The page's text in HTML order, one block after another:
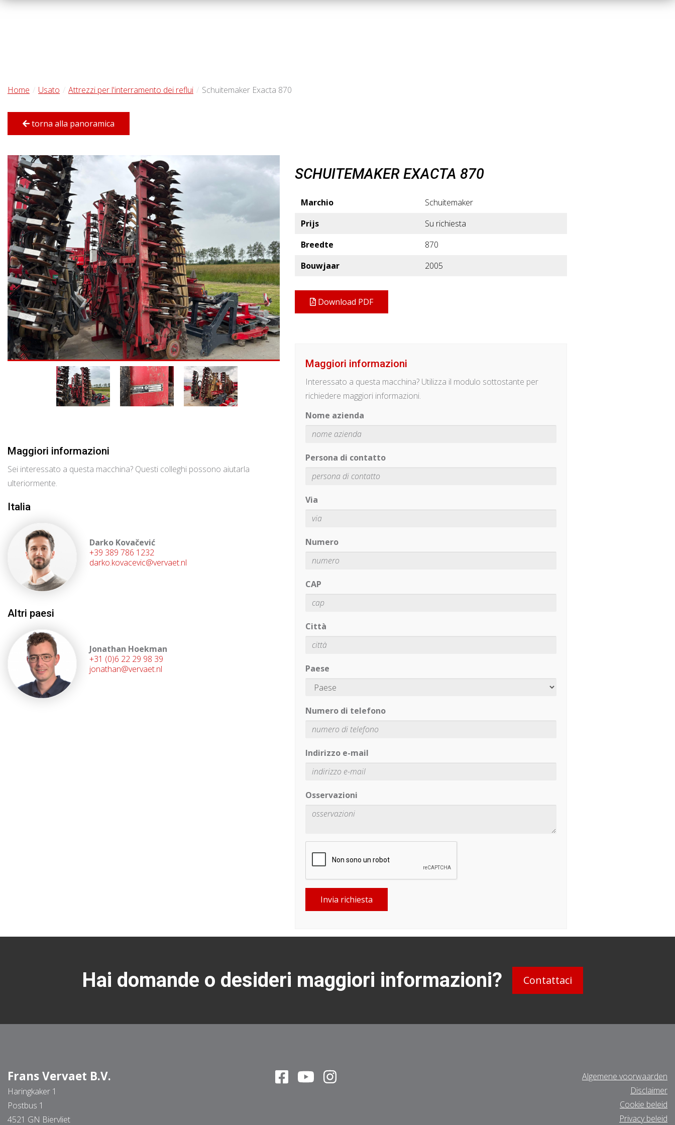
Home Usato Attrezzi per l'interramento dei reflui Schuitemaker Exacta 870
torna alla panoramica
Maggiori informazioni
Sei interessato a questa macchina? Questi colleghi possono aiutarla
ulteriormente.
Italia
Darko Kovačević
+39 389 786 1232
darko.kovacevic@vervaet.nl
Altri paesi
Jonathan Hoekman
+31 (0)6 22 29 98 39
jonathan@vervaet.nl
SCHUITEMAKER EXACTA 870
Marchio
Schuitemaker
Prijs
Su richiesta
Breedte
870
Bouwjaar
2005
Download PDF
Maggiori informazioni
Interessato a questa macchina? Utilizza il modulo sottostante per
richiedere maggiori informazioni.
Nome azienda
Persona di contatto
Via
Numero
CAP
Città
Paese
Numero di telefono
Indirizzo e-mail
Osservazioni
Invia richiesta
Hai domande o desideri maggiori informazioni? Contattaci
Frans Vervaet B.V.
Haringkaker 1
Postbus 1
4521 GN Biervliet
Algemene voorwaarden
Disclaimer
Cookie beleid
Privacy beleid